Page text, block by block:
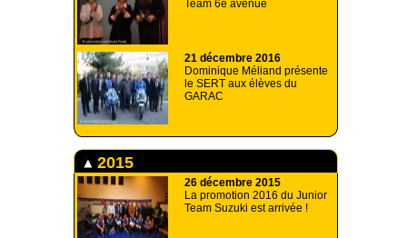
Team 6e avenue
21 décembre 2016
Dominique Méliand présente
le SERT aux élèves du
GARAC
2015
26 décembre 2015
La promotion 2016 du Junior
Team Suzuki est arrivée !